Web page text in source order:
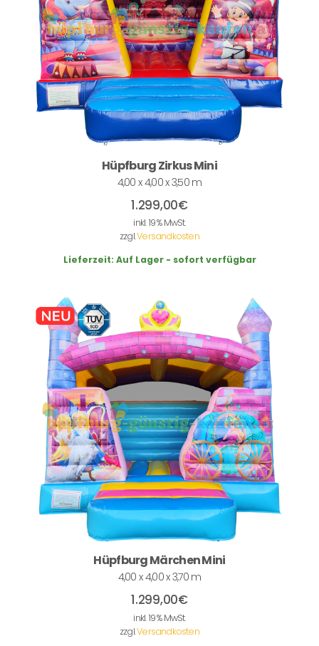
Hüpfburg Zirkus Mini
4,00 x 4,00 x 3,50 m
1.299,00€
inkl. 19 % MwSt.
zzgl.Versandkosten
Lieferzeit: Auf Lager - sofort verfügbar
Hüpfburg Märchen Mini
4,00 x 4,00 x 3,70 m
1.299,00€
inkl. 19 % MwSt.
zzgl.Versandkosten